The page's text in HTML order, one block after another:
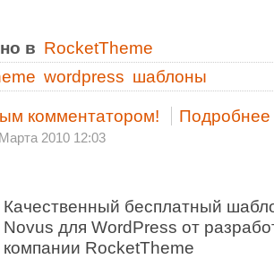
в RocketTheme
wordpress шаблоны
комментатором! Подробнее
2010 12:03
Качественный бесплатный
Novus для WordPress от
компании RocketTheme